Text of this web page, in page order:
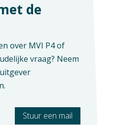
de
over MVI P4 of
vraag? Neem
.
Stuur een mail